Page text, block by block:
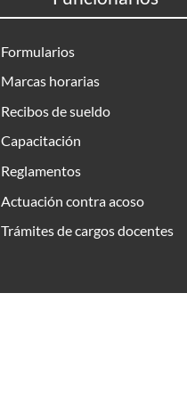
Formularios
Marcas horarias
Recibos de sueldo
Capacitación
Reglamentos
Actuación contra acoso
Trámites de cargos docentes